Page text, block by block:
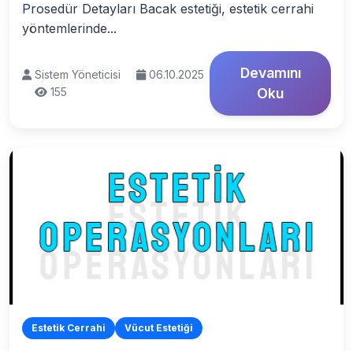
Prosedür Detayları Bacak estetiği, estetik cerrahi
yöntemlerinde...
Sistem Yöneticisi
06.10.2025
155
Devamını
Oku
Estetik Cerrahi Vücut Estetiği